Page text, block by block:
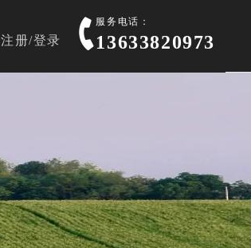
注册/登录
服务电话：
13633820973